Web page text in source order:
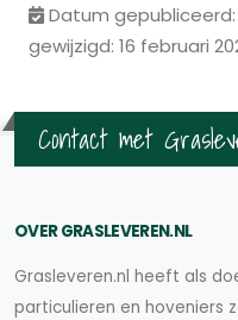
Datum gepubliceerd:
gewijzigd: 16 februari
Contact met
OVER GRASLEVEREN.NL
Grasleveren.nl heeft als
particulieren en hoveniers